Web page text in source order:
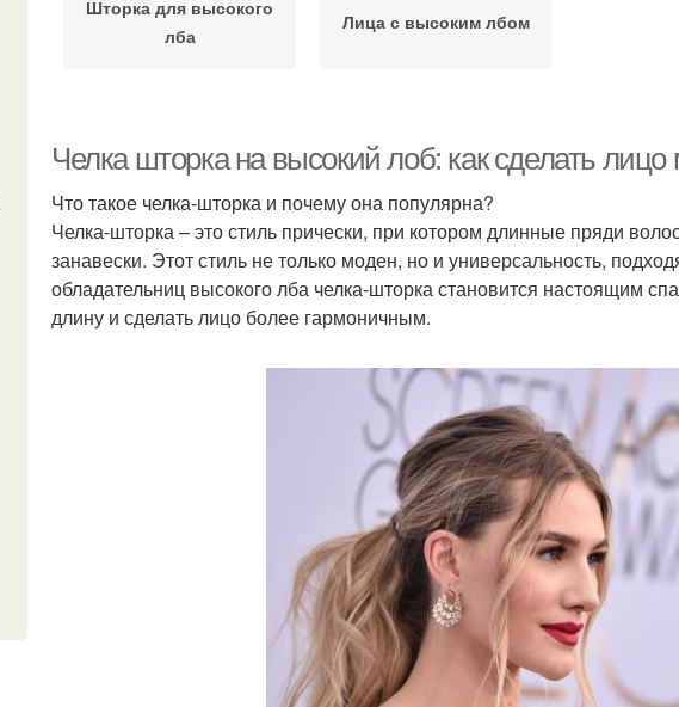
Шторка для высокого
лба
Лица с высоким лбом
Челка шторка на высокий лоб: как сделать
Что такое челка-шторка и почему она популярна?
Челка-шторка – это стиль прически, при котором длинные пряди
занавески. Этот стиль не только моден, но и универсальность,
обладательниц высокого лба челка-шторка становится настоящим
длину и сделать лицо более гармоничным.